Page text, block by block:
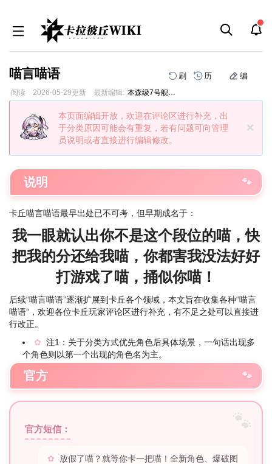
喵言喵语 刷 历 编
阅读 2026-05-29更新 最新编辑: 本森级7号舰拉菲
本页面编辑开放，欢迎在评论区进行补充，出
于分类原因可能会有重复，若有问题可向管理
员说明或者直接进行编辑修改。
×
说明
卡丘喵言喵语最早出处已不可考，但早期成名于：
我一眼就认出你不是这个段位的喵，快
把我的分还给我喵，你都害我没法好好
打游戏了喵，捅似你喵！
后续“喵言喵语”逐渐扩展到卡丘各个领域，本文旨在收集各种“喵言
喵语”，欢迎各位卡丘玩家评论区进行补充，有不足之处可以直接进
行改正。
注1：关于分类方式优先角色后具体场景，一句话出现多
个角色则以第一个出现的角色名为主。
官方
官方短信：
放假了喵？就等你卡一把喵！全新角色、爆破图